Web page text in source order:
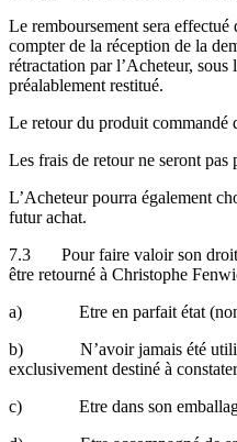
Le remboursement sera
compter de la réception de la
rétractation par l’Acheteur,
préalablement restitué.
Le retour du produit commandé
Les frais de retour ne seront pas
L’Acheteur pourra également
futur achat.
7.3 Pour faire valoir son droit
être retourné à Christophe
a) Etre en parfait état
b) N’avoir jamais été
exclusivement destiné à
c) Etre dans son